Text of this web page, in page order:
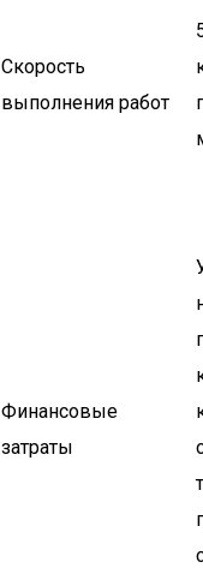
Скорость
выполнения работ
Финансовые
затраты